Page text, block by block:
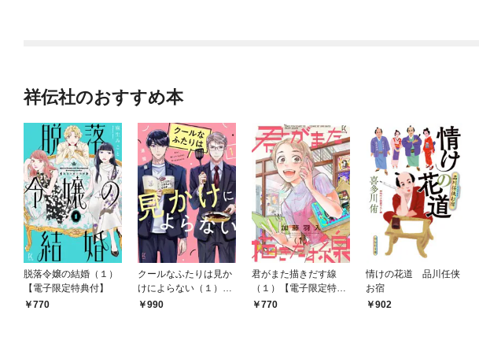
祥伝社のおすすめ本
脱落令嬢の結婚（１）
【電子限定特典付】
770
クールなふたりは見か
けによらない（１）
【電子限定特典付】
990
君がまた描きだす線
（１）【電子限定特典
付】770
情けの花道 品川任侠
お宿
902